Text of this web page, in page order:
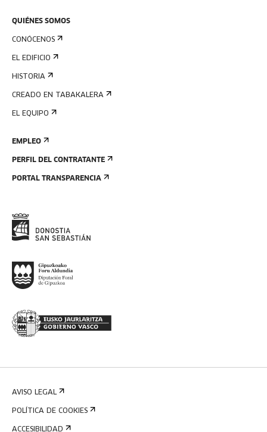
QUIÉNES SOMOS
CONÓCENOS
EL EDIFICIO
HISTORIA
CREADO EN TABAKALERA
EL EQUIPO
EMPLEO
PERFIL DEL CONTRATANTE
PORTAL TRANSPARENCIA
AVISO LEGAL
POLÍTICA DE COOKIES
ACCESIBILIDAD